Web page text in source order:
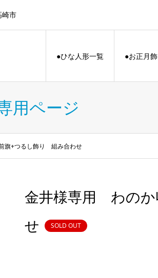
市
●ひな人形一覧 ●お正月飾
用ページ
旗+つるし飾り 組み合わせ
金井様専用 わのか
せ
SOLD OUT